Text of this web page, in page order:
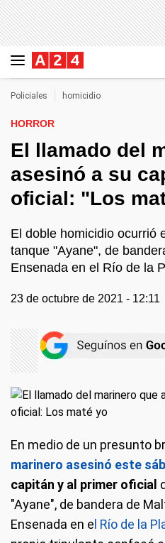
Policiales homicidio
HORROR
El llamado del
asesinó a su
oficial: "Los
El doble homicidio ocurrió
tanque "Ayane", de
Ensenada en el Río de la
23 de octubre de 2021 - 12:11
En medio de un presunto
marinero asesinó este
capitán y al primer oficial
"Ayane", de bandera de
Ensenada en e l Río de la